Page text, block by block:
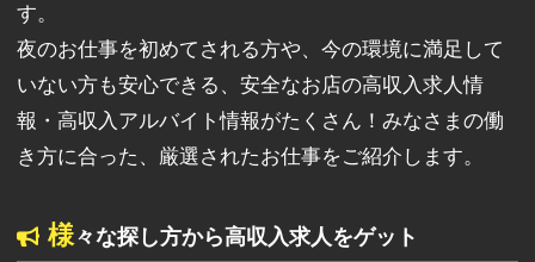
す。
夜のお仕事を初めてされる方や、今の環境に満足して
いない方も安心できる、安全なお店の高収入求人情
報・高収入アルバイト情報がたくさん！みなさまの働
き方に合った、厳選されたお仕事をご紹介します。
様々な探し方から高収入求人をゲット